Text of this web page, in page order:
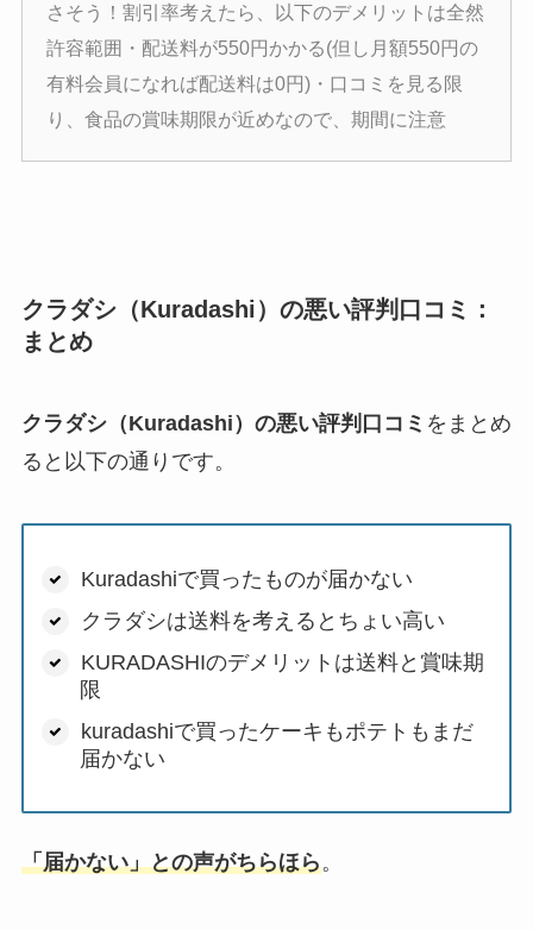
さそう！割引率考えたら、以下のデメリットは全然
許容範囲・配送料が550円かかる(但し月額550円の
有料会員になれば配送料は0円)・口コミを見る限
り、食品の賞味期限が近めなので、期間に注意
クラダシ（Kuradashi）の悪い評判口コミ：
まとめ
クラダシ（Kuradashi）の悪い評判口コミ をまとめ
ると以下の通りです。
Kuradashiで買ったものが届かない
クラダシは送料を考えるとちょい高い
KURADASHIのデメリットは送料と賞味期
限
kuradashiで買ったケーキもポテトもまだ
届かない
「届かない」との声がちらほら。